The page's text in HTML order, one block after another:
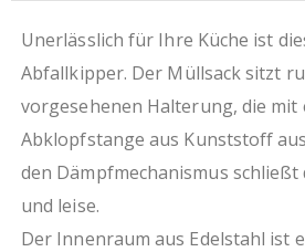
rostfreier, ferritischer
frei kombinierbar für hohe
Planung
leicht zu reinigender
umweltschonende
optional erhältliche
Unerlässlich für Ihre Küche ist
Abfallkipper. Der Müllsack sitzt
vorgesehenen Halterung, die mit
Abklopfstange aus Kunststoff
den Dämpfmechanismus
und leise.
Der Innenraum aus Edelstahl ist